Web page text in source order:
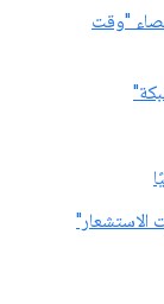
"وقت
الاستشعار"